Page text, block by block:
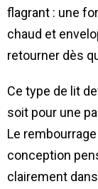
flagrant : une
chaud et
retourner dès
Ce type de lit
soit pour une
Le
conception
clairement